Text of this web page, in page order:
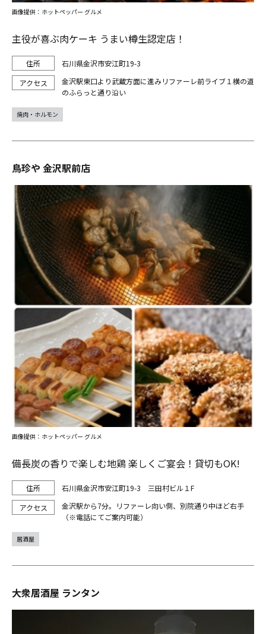
主役が喜ぶ肉ケーキ うまい樽生認定店！
石川県金沢市安江町19-3
金沢駅東口より武蔵方面に進みリファーレ前ライブ１横の道
のふらっと通り沿い
画像提供：ホットペッパー グルメ
焼肉・ホルモン
鳥珍や 金沢駅前店
備長炭の香りで楽しむ地鶏 楽しくご宴会！貸切もOK!
石川県金沢市安江町19-3 三田村ビル１F
金沢駅から7分。リファーレ向い側、別院通り中ほど右手
（※電話にてご案内可能）
画像提供：ホットペッパー グルメ
居酒屋
大衆居酒屋 ランタン